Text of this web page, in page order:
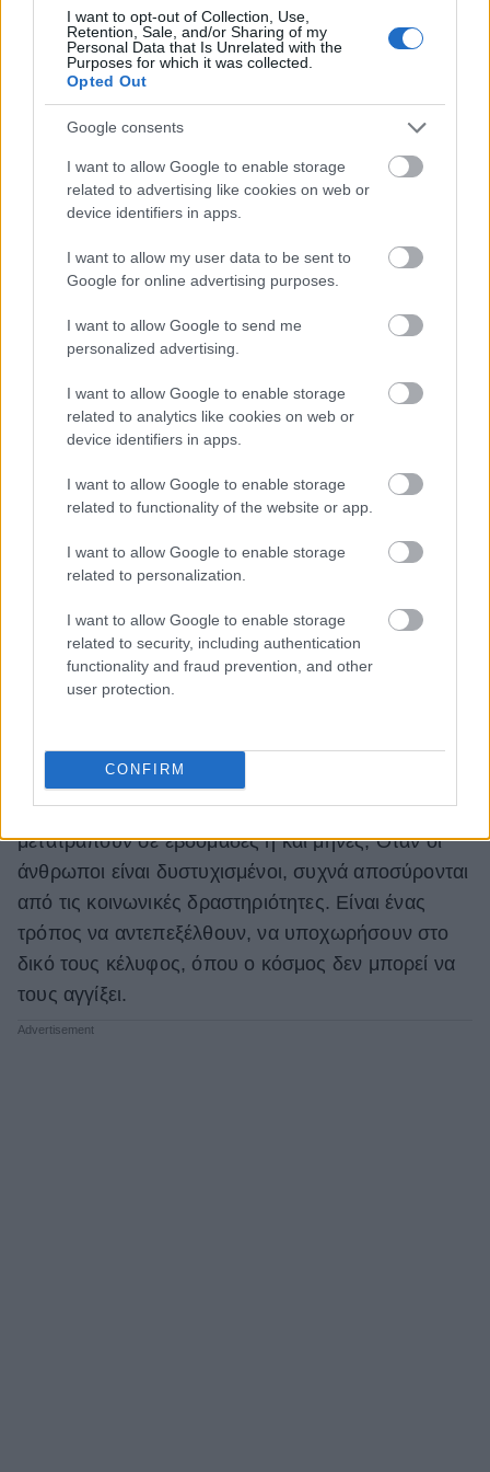
I want to opt-out of Collection, Use,
Retention, Sale, and/or Sharing of my
Personal Data that Is Unrelated with the
Purposes for which it was collected.
Opted Out
Google consents
I want to allow Google to enable storage
related to advertising like cookies on web or
device identifiers in apps.
I want to allow my user data to be sent to
Google for online advertising purposes.
I want to allow Google to send me
personalized advertising.
I want to allow Google to enable storage
related to analytics like cookies on web or
device identifiers in apps.
I want to allow Google to enable storage
related to functionality of the website or app.
I want to allow Google to enable storage
related to personalization.
I want to allow Google to enable storage
related to security, including authentication
functionality and fraud prevention, and other
user protection.
CONFIRM
συναισθημάτων. Όταν είμαστε δυστυχισμένοι, το
μυαλό μας είναι συχνά σε αναταραχή. Αυτή η
ψυχική αναταραχή μπορεί να διαχυθεί στη
σωματική μας συμπεριφορά, με αποτέλεσμα τη
Παραμελεί την εμφάνισή του
Μελέτες δείχνουν ότι η συναισθηματική μας
κατάσταση συχνά επηρεάζει την προσπάθεια που
και τις επιλογές μας ως προς τη μόδα. Όταν
είμαστε χαρούμενοι, είμαστε περήφανοι που
δυστυχία επικρατεί, η φροντίδα του εαυτού μπορεί
δραστηριότητες
να κουλουριαστούμε στον καναπέ, με ένα καλό
βιβλίο ή να παρακολουθήσουμε την αγαπημένη
μας εκπομπή. Τι γίνεται όμως αν «εκείνες οι μέρες»
μετατραπούν σε εβδομάδες ή και μήνες; Όταν οι
άνθρωποι είναι δυστυχισμένοι, συχνά αποσύρονται
από τις κοινωνικές δραστηριότητες. Είναι ένας
τρόπος να αντεπεξέλθουν, να υποχωρήσουν στο
δικό τους κέλυφος, όπου ο κόσμος δεν μπορεί να
τους αγγίξει.